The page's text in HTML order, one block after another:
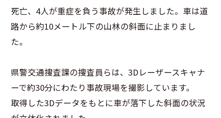
死亡、4人が重症を負う事故が発生しました。車は道
路から約10メートル下の山林の斜面に止まりまし
た。
県警交通捜査課の捜査員らは、3Dレーザースキャナ
ーで約30分にわたり事故現場を撮影しています。
取得した3Dデータをもとに車が落下した斜面の状況